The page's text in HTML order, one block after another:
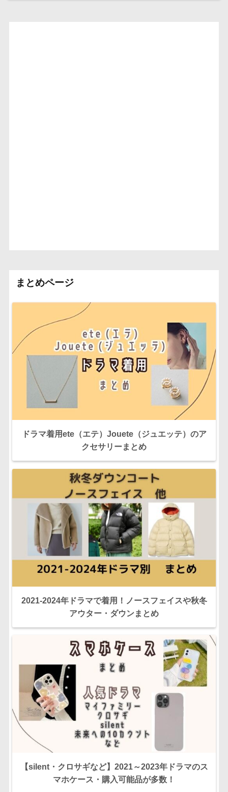
まとめページ
ドラマ着用ete（エテ）Jouete（ジュエッテ）のア
クセサリーまとめ
2021-2024年ドラマで着用！ノースフェイスや秋冬
アウター・ダウンまとめ
【silent・クロサギなど】2021～2023年ドラマのス
マホケース・購入可能品が多数！